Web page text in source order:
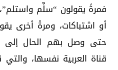
فمرةً يقولون “سلِّم
أو اشتباكات، ومرةً أخرى
حتى وصل بهم الحال إلى
قناة العربية نفسها،